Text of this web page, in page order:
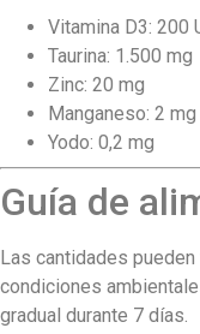
Vitamina D3: 200
Taurina: 1.500 mg
Zinc: 20 mg
Manganeso: 2 mg
Yodo: 0,2 mg
Guía de
Las cantidades
condiciones
gradual durante 7 días.